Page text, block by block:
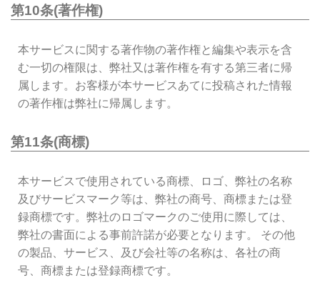
第10条(著作権)
本サービスに関する著作物の著作権と編集や表示を含
む一切の権限は、弊社又は著作権を有する第三者に帰
属します。お客様が本サービスあてに投稿された情報
の著作権は弊社に帰属します。
第11条(商標)
本サービスで使用されている商標、ロゴ、弊社の名称
及びサービスマーク等は、弊社の商号、商標または登
録商標です。弊社のロゴマークのご使用に際しては、
弊社の書面による事前許諾が必要となります。 その他
の製品、サービス、及び会社等の名称は、各社の商
号、商標または登録商標です。